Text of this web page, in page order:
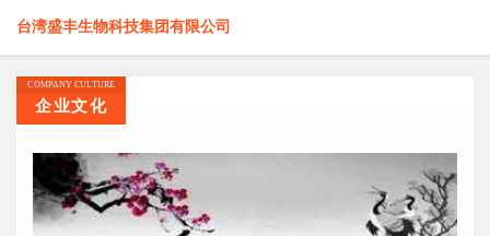
台湾盛丰生物科技集团有限公司
COMPANY CULTURE
企业文化